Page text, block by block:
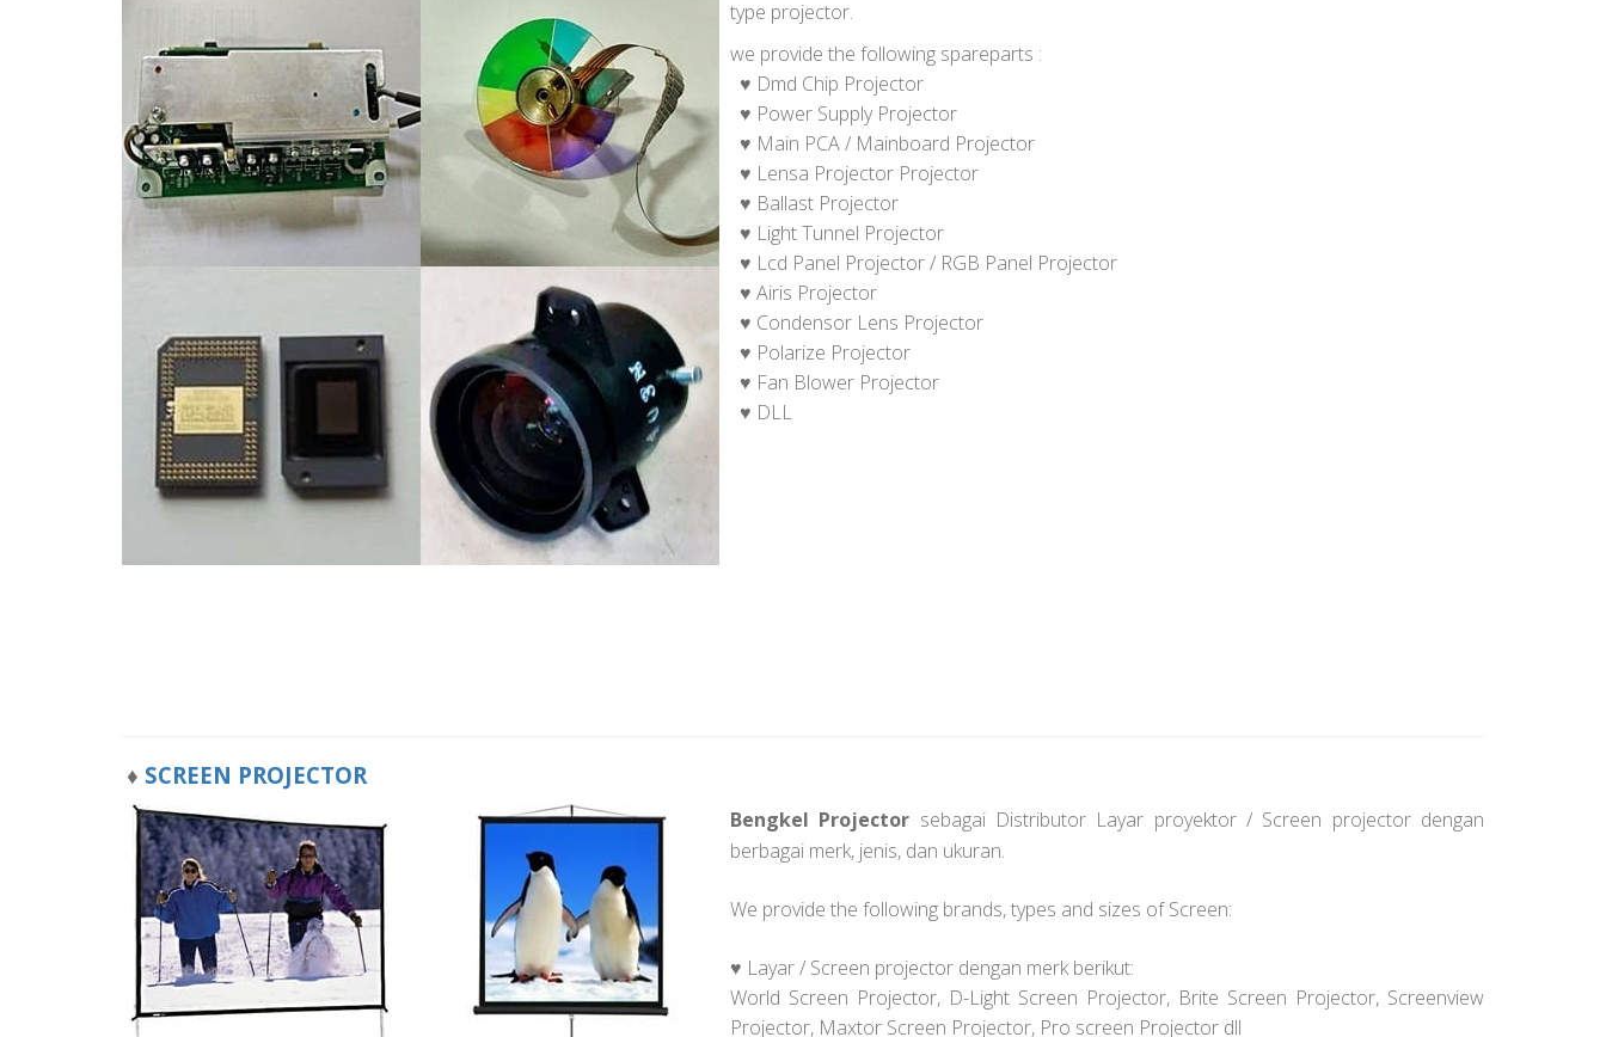
type projector.
we provide the following spareparts :
♥ Dmd Chip Projector
♥ Power Supply Projector
♥ Main PCA / Mainboard Projector
♥ Lensa Projector Projector
♥ Ballast Projector
♥ Light Tunnel Projector
♥ Lcd Panel Projector / RGB Panel Projector
♥ Airis Projector
♥ Condensor Lens Projector
♥ Polarize Projector
♥ Fan Blower Projector
♥ DLL
♦ SCREEN PROJECTOR
Bengkel Projector sebagai Distributor Layar proyektor / Screen projector dengan
berbagai merk, jenis, dan ukuran.
We provide the following brands, types and sizes of Screen:
♥ Layar / Screen projector dengan merk berikut:
World Screen Projector, D-Light Screen Projector, Brite Screen Projector, Screenview
Projector, Maxtor Screen Projector, Pro screen Projector dll